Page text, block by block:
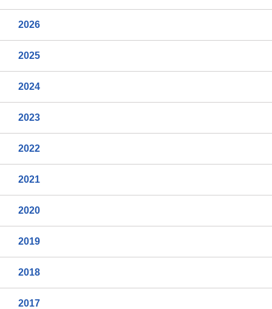
2026
2025
2024
2023
2022
2021
2020
2019
2018
2017